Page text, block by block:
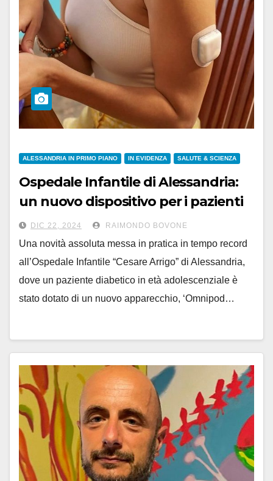
ALESSANDRIA IN PRIMO PIANO IN EVIDENZA SALUTE & SCIENZA
Ospedale Infantile di Alessandria:
un nuovo dispositivo per i pazienti
diabetici
DIC 22, 2024 RAIMONDO BOVONE
Una novità assoluta messa in pratica in tempo record
all’Ospedale Infantile “Cesare Arrigo” di Alessandria,
dove un paziente diabetico in età adolescenziale è
stato dotato di un nuovo apparecchio, ‘Omnipod…